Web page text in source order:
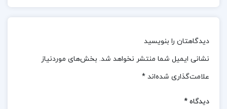
با امامت، جایگاه ویژه‌ای در میان منابع مطالعاتی معارف
فهم دینی و تاریخی دانشجویان باشد.
نظرات کلی کاربران در مورد کتاب تاریخ امامت حسین
قاضی خانی:
کتاب تاریخ امامت نوشته دکتر حسین قاضی خانی
دیدگاهتان را بنویسید
نشانی ایمیل شما منتشر نخواهد شد. بخش‌های موردنیاز
علامت‌گذاری شده‌اند *
دیدگاه *